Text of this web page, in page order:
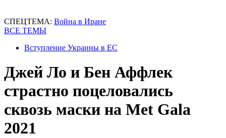
СПЕЦТЕМА: Война в Иране
ВСЕ ТЕМЫ
Вступление Украины в ЕС
Джей Ло и Бен Аффлек
страстно поцеловались
сквозь маски на Met Gala
2021